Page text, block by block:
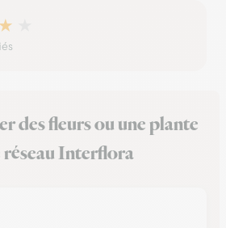
★
des fleurs ou une plante
réseau Interflora